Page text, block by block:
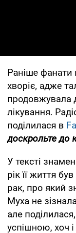
Раніше фанати
хворіє, адже
продовжувала
лікування.
поділилася в
доскрольте до
У тексті
рік її життя
рак, про який
Муха не
але
успішною, хоч